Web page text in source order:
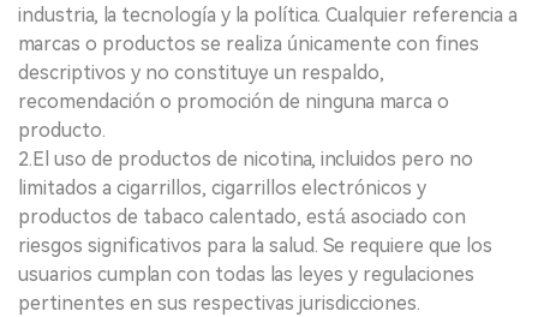
industria, la tecnología y la política. Cualquier referencia a
marcas o productos se realiza únicamente con fines
descriptivos y no constituye un respaldo,
recomendación o promoción de ninguna marca o
producto.
2.El uso de productos de nicotina, incluidos pero no
limitados a cigarrillos, cigarrillos electrónicos y
productos de tabaco calentado, está asociado con
riesgos significativos para la salud. Se requiere que los
usuarios cumplan con todas las leyes y regulaciones
pertinentes en sus respectivas jurisdicciones.